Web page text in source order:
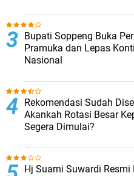
Bupati Soppeng Buka
Pramuka dan Lepas
Nasional
Rekomendasi Sudah
Akankah Rotasi Besar
Segera Dimulai?
Hj Suarni Suwardi Resmi